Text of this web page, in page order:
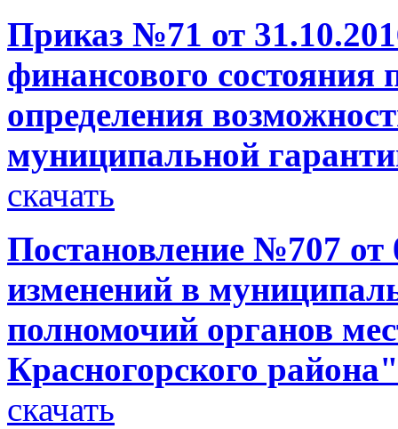
Приказ №71 от
финансового
определения
муниципальной
скачать
Постановление №707 от
изменений в
полномочий органов
Красногорского
скачать